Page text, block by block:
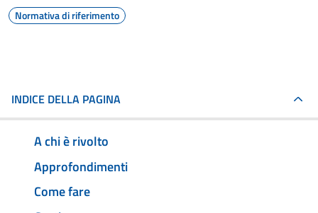
Normativa di riferimento
INDICE DELLA PAGINA
A chi è rivolto
Approfondimenti
Come fare